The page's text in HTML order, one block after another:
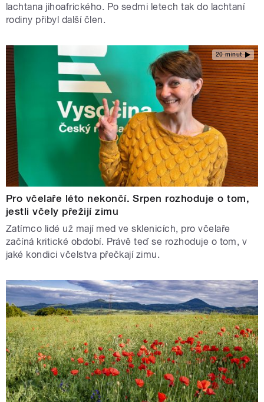
lachtana jihoafrického. Po sedmi letech tak do lachtaní
rodiny přibyl další člen.
20 minut
Pro včelaře léto nekončí. Srpen rozhoduje o tom,
jestli včely přežijí zimu
Zatímco lidé už mají med ve sklenicích, pro včelaře
začíná kritické období. Právě teď se rozhoduje o tom, v
jaké kondici včelstva přečkají zimu.